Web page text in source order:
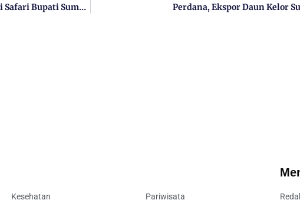
Serap Aspirasi Masyarakat Pulau, Ketua Komisi III, Apresiasi Safari Bupati Sumenep Perdana, Ekspor Daun Kelor
Kesehatan Pariwisata